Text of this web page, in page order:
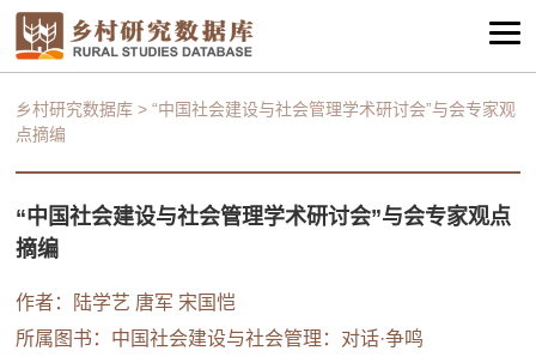
乡村研究数据库 >“中国社会建设与社会管理学术研讨会”与会专家观
点摘编
“中国社会建设与社会管理学术研讨会”与会专家观点
摘编
作者： 陆学艺 唐军 宋国恺
所属图书： 中国社会建设与社会管理：对话·争鸣